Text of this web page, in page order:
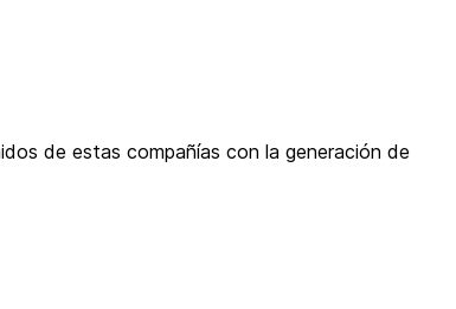
de estas compañías con la generación de